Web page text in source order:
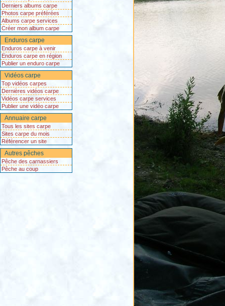
Derniers albums carpe
Photos carpe préférées
Albums carpe services
Créer mon album carpe
Enduros carpe
Enduros carpe à venir
Enduros carpe en région
Publier un enduro carpe
Vidéos carpe
Top vidéos carpes
Dernières vidéos carpe
Vidéos carpe services
Publier une vidéo carpe
Annuaire carpe
Tous les sites carpe
Sites carpe du mois
Référencer un site
Autres pêches
Pêche des carnassiers
Pêche au coup